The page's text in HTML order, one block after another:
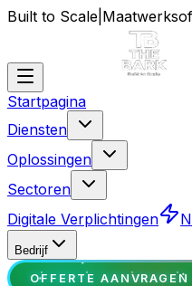
Built to Scale
Startpagina
Diensten
Oplossingen
Sectoren
Digitale Verplichtingen
Bedrijf
OFFERTE AANVRAGEN